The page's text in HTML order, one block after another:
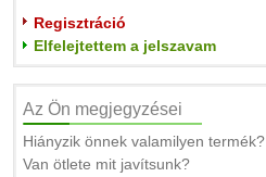
Regisztráció
Elfelejtettem a jelszavam
Az Ön megjegyzései
Hiányzik önnek valamilyen termék?
Van ötlete mit javítsunk?